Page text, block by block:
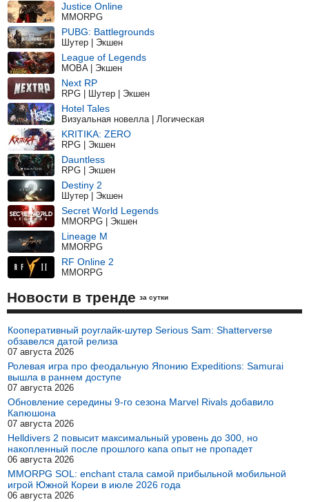
Justice Online
MMORPG
PUBG: Battlegrounds
Шутер | Экшен
League of Legends
MOBA | Экшен
Next RP
RPG | Шутер | Экшен
Hotel Tales
Визуальная новелла | Логическая
KRITIKA: ZERO
RPG | Экшен
Dauntless
RPG | Экшен
Destiny 2
Шутер | Экшен
Secret World Legends
MMORPG | Экшен
Lineage M
MMORPG
RF Online 2
MMORPG
Новости в тренде за сутки
Кооперативный роуглайк-шутер Serious Sam: Shatterverse
обзавелся датой релиза
07 августа 2026
Ролевая игра про феодальную Японию Expeditions: Samurai
вышла в раннем доступе
07 августа 2026
Обновление середины 9-го сезона Marvel Rivals добавило
Капюшона
07 августа 2026
Helldivers 2 повысит максимальный уровень до 300, но
накопленный после прошлого капа опыт не пропадет
06 августа 2026
MMORPG SOL: enchant стала самой прибыльной мобильной
игрой Южной Кореи в июле 2026 года
06 августа 2026